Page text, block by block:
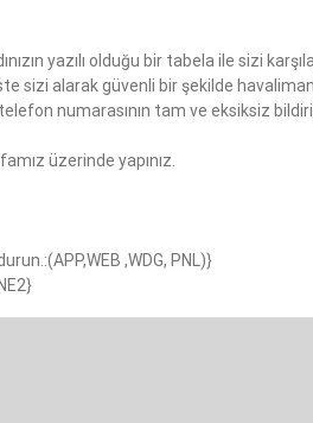
yazılı olduğu bir tabela ile sizi
alarak güvenli bir şekilde
numarasının tam ve eksiksiz
üzerinde yapınız.
,WDG, PNL)}